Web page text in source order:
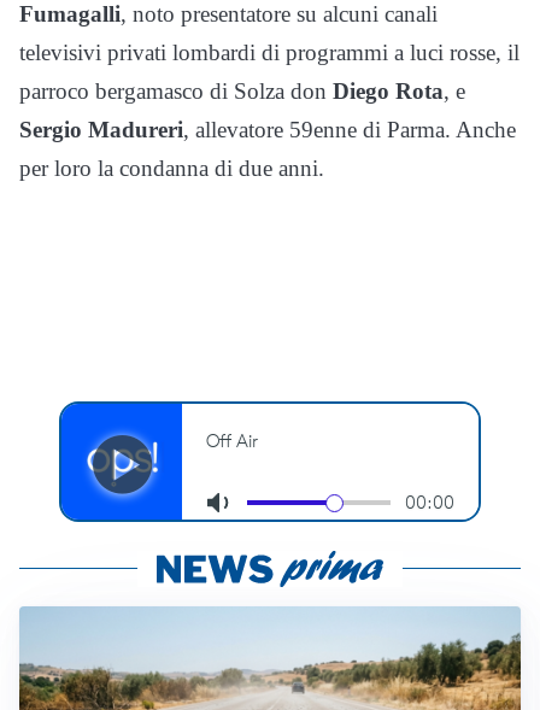
Fumagalli, noto presentatore su alcuni canali
televisivi privati lombardi di programmi a luci rosse, il
parroco bergamasco di Solza don Diego Rota, e
Sergio Madureri, allevatore 59enne di Parma. Anche
per loro la condanna di due anni.